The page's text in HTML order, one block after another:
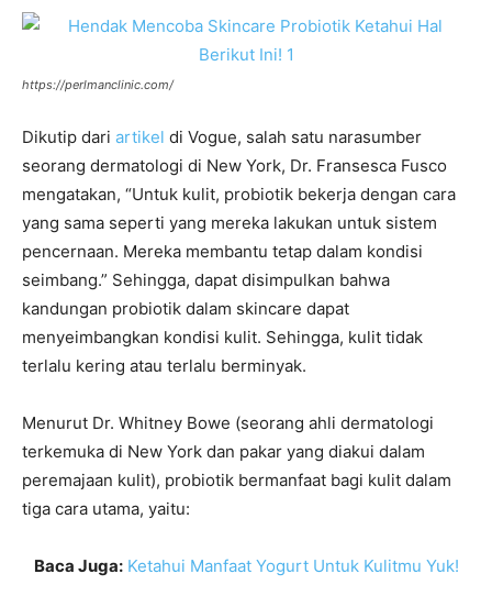
https://perlmanclinic.com/
Dikutip dari artikel di Vogue, salah satu narasumber
seorang dermatologi di New York, Dr. Fransesca Fusco
mengatakan, “Untuk kulit, probiotik bekerja dengan cara
yang sama seperti yang mereka lakukan untuk sistem
pencernaan. Mereka membantu tetap dalam kondisi
seimbang.” Sehingga, dapat disimpulkan bahwa
kandungan probiotik dalam skincare dapat
menyeimbangkan kondisi kulit. Sehingga, kulit tidak
terlalu kering atau terlalu berminyak.
Menurut Dr. Whitney Bowe (seorang ahli dermatologi
terkemuka di New York dan pakar yang diakui dalam
peremajaan kulit), probiotik bermanfaat bagi kulit dalam
tiga cara utama, yaitu:
Baca Juga: Ketahui Manfaat Yogurt Untuk Kulitmu Yuk!